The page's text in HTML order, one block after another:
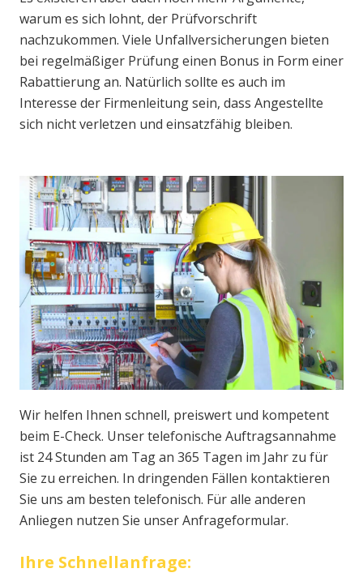
warum es sich lohnt, der Prüfvorschrift
nachzukommen. Viele Unfallversicherungen bieten
bei regelmäßiger Prüfung einen Bonus in Form einer
Rabattierung an. Natürlich sollte es auch im
Interesse der Firmenleitung sein, dass Angestellte
sich nicht verletzen und einsatzfähig bleiben.
Wir helfen Ihnen schnell, preiswert und kompetent
beim E-Check. Unser telefonische Auftragsannahme
ist 24 Stunden am Tag an 365 Tagen im Jahr zu für
Sie zu erreichen. In dringenden Fällen kontaktieren
Sie uns am besten telefonisch. Für alle anderen
Anliegen nutzen Sie unser Anfrageformular.
Ihre Schnellanfrage: